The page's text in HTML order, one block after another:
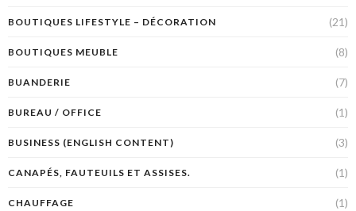
BOUTIQUES LIFESTYLE – DÉCORATION (21)
BOUTIQUES MEUBLE (8)
BUANDERIE (7)
BUREAU / OFFICE (1)
BUSINESS (ENGLISH CONTENT) (3)
CANAPÉS, FAUTEUILS ET ASSISES. (1)
CHAUFFAGE (1)